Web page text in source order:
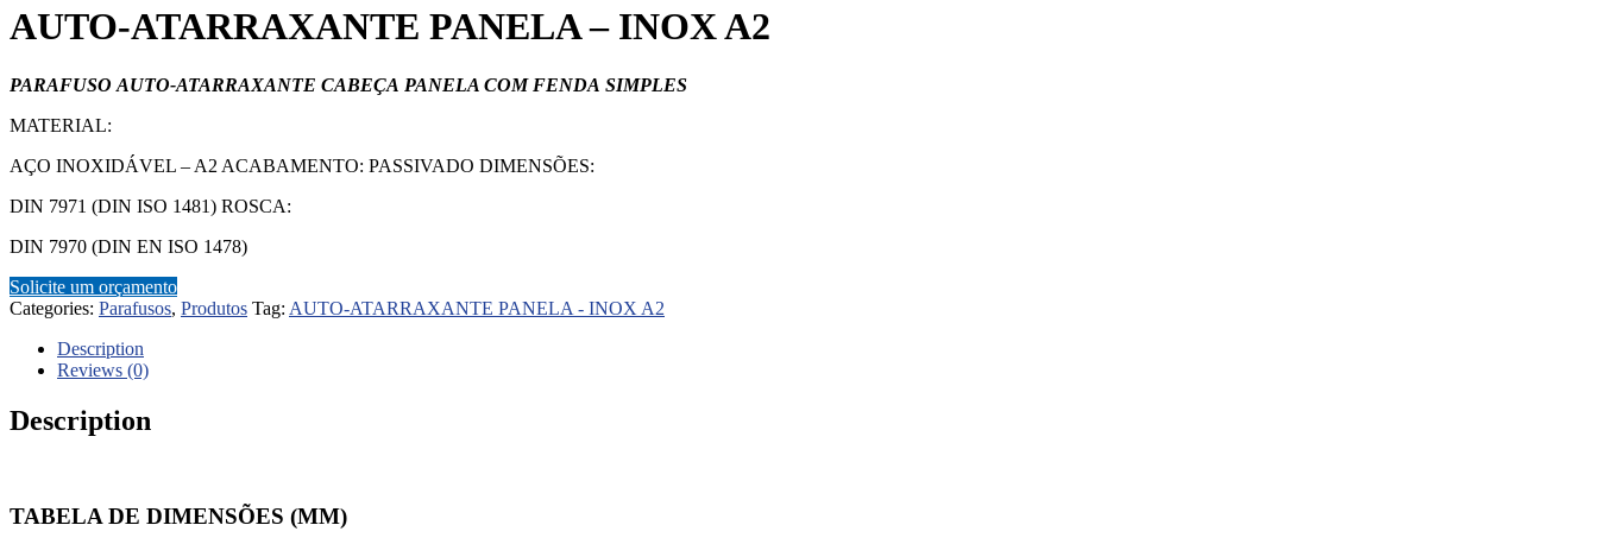
AUTO-ATARRAXANTE PANELA – INOX A2
PARAFUSO AUTO-ATARRAXANTE CABEÇA PANELA COM FENDA SIMPLES
MATERIAL:
AÇO INOXIDÁVEL – A2 ACABAMENTO: PASSIVADO DIMENSÕES:
DIN 7971 (DIN ISO 1481) ROSCA:
DIN 7970 (DIN EN ISO 1478)
Solicite um orçamento
Categories: Parafusos, Produtos Tag: AUTO-ATARRAXANTE PANELA - INOX A2
Description
Reviews (0)
Description
TABELA DE DIMENSÕES (MM)